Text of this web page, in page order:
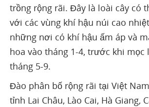
trồng rộng rãi. Đây là loài cây có
với các vùng khí hậu núi cao
những nơi có khí hậu ấm áp và
hoa vào tháng 1-4, trước khi mọc
tháng 5-9.
Đào phân bố rộng rãi tại Việt
tỉnh Lai Châu, Lào Cai, Hà Giang,